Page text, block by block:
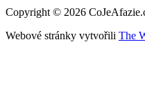
Copyright © 2026
Webové stránky vytvořili The